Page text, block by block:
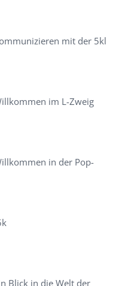
mit der 5kl
im L-Zweig
in der Pop-
Blick in die Welt der